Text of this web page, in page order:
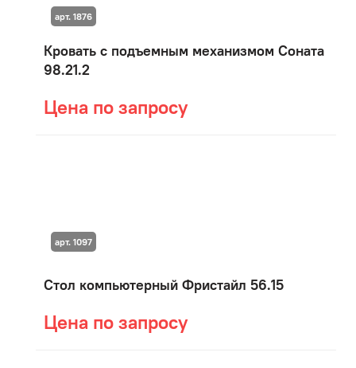
Кровать с подъемным механизмом Соната
98.21.2
Цена по запросу
арт. 1876
Стол компьютерный Фристайл 56.15
Цена по запросу
арт. 1097